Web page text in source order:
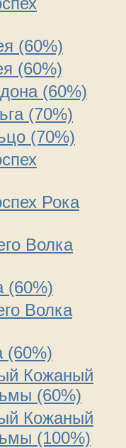
(60%)
(60%)
(60%)
(70%)
(70%)
Рока
Волка
(60%)
Волка
(60%)
Кожаный
(60%)
Кожаный
(100%)